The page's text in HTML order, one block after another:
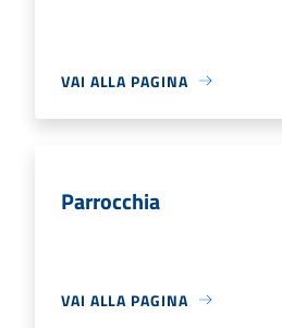
VAI ALLA PAGINA
Parrocchia
VAI ALLA PAGINA